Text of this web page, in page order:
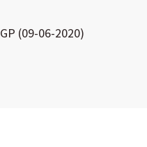
(09-06-2020)